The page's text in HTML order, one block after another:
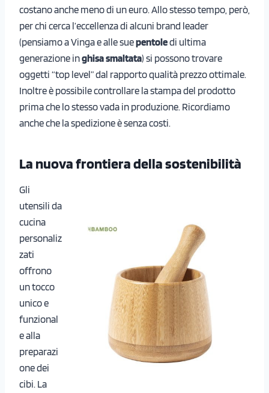
costano anche meno di un euro. Allo stesso tempo, però,
per chi cerca l’eccellenza di alcuni brand leader
(pensiamo a Vinga e alle suepentoledi ultima
generazione inghisa smaltata) si possono trovare
oggetti “top level” dal rapporto qualità prezzo ottimale.
Inoltre è possibile controllare la stampa del prodotto
prima che lo stesso vada in produzione. Ricordiamo
anche che la spedizione è senza costi.
La nuova frontiera della sostenibilità
Gli
utensili da
cucina
personaliz
zati
offrono
un tocco
unico e
funzional
e alla
preparazi
one dei
cibi. La